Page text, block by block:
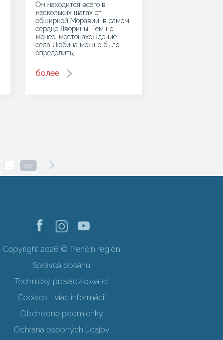
Он находится всего в
нескольких шагах от
обширной Моравии, в самом
сердце Яворины. Тем не
менее, местонахождение
села Любина можно было
определить,…
более
… 137
Copyright 2026 © Trenčín región
Správca obsahu
Technický prevádzkovateľ
Cookies - viac informácií
Obchodné podmienky
Ochrana osobných údajov